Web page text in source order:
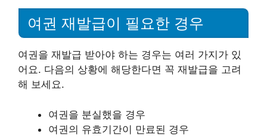
여권 재발급이 필요한 경우
여권을 재발급 받아야 하는 경우는 여러 가지가 있
어요. 다음의 상황에 해당한다면 꼭 재발급을 고려
해 보세요.
여권을 분실했을 경우
여권의 유효기간이 만료된 경우